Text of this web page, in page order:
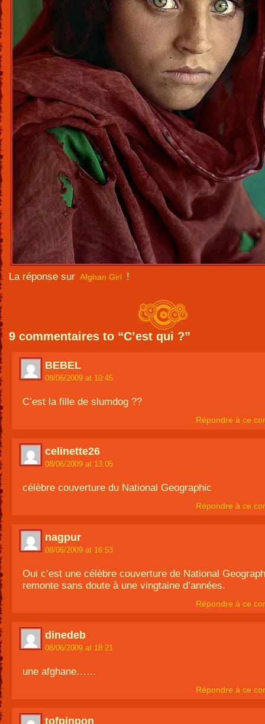
La réponse sur Afghan Girl !
9 commentaires to “C’est qui ?”
BEBEL
08/06/2009 at 10:45
C’est la fille de slumdog ??
Répondre à ce
celinette26
08/06/2009 at 13:05
célèbre couverture du National Geographic
Répondre à ce
nagpur
08/06/2009 at 16:53
Oui c’est une célèbre couverture de National
remonte sans doute à une vingtaine d’années.
Répondre à ce
dinedeb
08/06/2009 at 18:21
une afghane……
Répondre à ce
tofpinpon